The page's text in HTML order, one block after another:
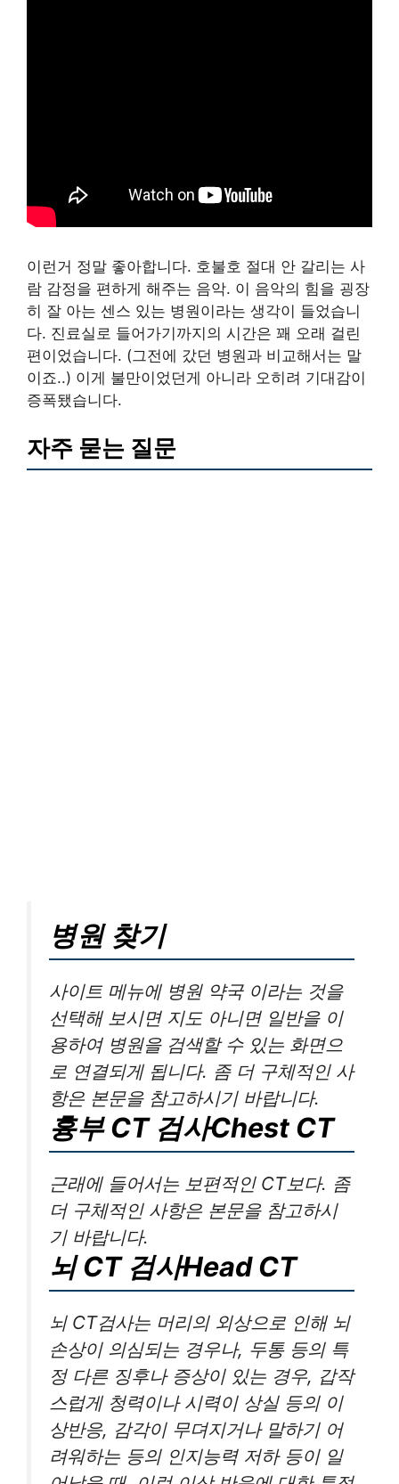
이런거 정말 좋아합니다. 호불호 절대 안 갈리는 사
람 감정을 편하게 해주는 음악. 이 음악의 힘을 굉장
히 잘 아는 센스 있는 병원이라는 생각이 들었습니
다. 진료실로 들어가기까지의 시간은 꽤 오래 걸린
편이었습니다. (그전에 갔던 병원과 비교해서는 말
이죠..) 이게 불만이었던게 아니라 오히려 기대감이
증폭됐습니다.
자주 묻는 질문
병원 찾기
사이트 메뉴에 병원 약국 이라는 것을
선택해 보시면 지도 아니면 일반을 이
용하여 병원을 검색할 수 있는 화면으
로 연결되게 됩니다. 좀 더 구체적인 사
항은 본문을 참고하시기 바랍니다.
흉부 CT 검사Chest CT
근래에 들어서는 보편적인 CT보다. 좀
더 구체적인 사항은 본문을 참고하시
기 바랍니다.
뇌 CT 검사Head CT
뇌 CT검사는 머리의 외상으로 인해 뇌
손상이 의심되는 경우나, 두통 등의 특
정 다른 징후나 증상이 있는 경우, 갑작
스럽게 청력이나 시력이 상실 등의 이
상반응, 감각이 무뎌지거나 말하기 어
려워하는 등의 인지능력 저하 등이 일